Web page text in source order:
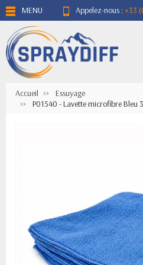
MENU Appelez-nous :+33
Accueil
Essuyage
P01540 - Lavette microfibre Bleu